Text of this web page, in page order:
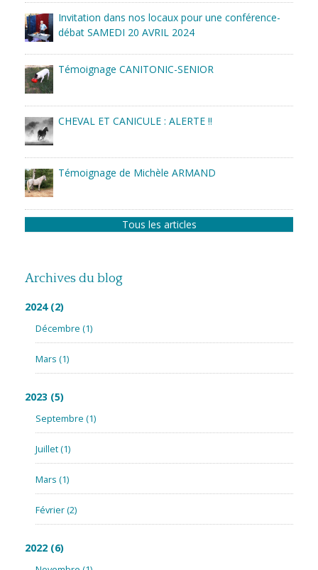
Invitation dans nos locaux pour une conférence-
débat SAMEDI 20 AVRIL 2024
Témoignage CANITONIC-SENIOR
CHEVAL ET CANICULE : ALERTE !!
Témoignage de Michèle ARMAND
Tous les articles
Archives du blog
2024 (2)
Décembre (1)
Mars (1)
2023 (5)
Septembre (1)
Juillet(1)
Mars (1)
Février(2)
2022 (6)